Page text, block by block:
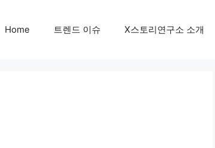
Home 트렌드 이슈 X스토리연구소 소개